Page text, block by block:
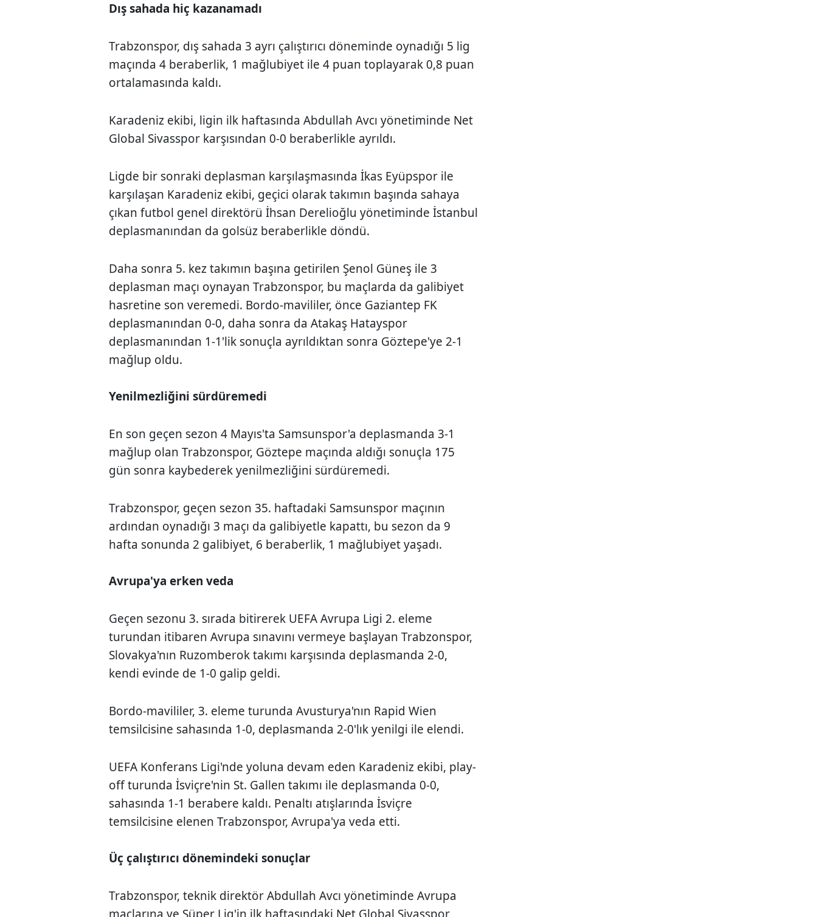
Dış sahada hiç kazanamadı
Trabzonspor, dış sahada 3 ayrı çalıştırıcı döneminde oynadığı 5 lig
maçında 4 beraberlik, 1 mağlubiyet ile 4 puan toplayarak 0,8 puan
ortalamasında kaldı.
Karadeniz ekibi, ligin ilk haftasında Abdullah Avcı yönetiminde Net
Global Sivasspor karşısından 0-0 beraberlikle ayrıldı.
Ligde bir sonraki deplasman karşılaşmasında İkas Eyüpspor ile
karşılaşan Karadeniz ekibi, geçici olarak takımın başında sahaya
çıkan futbol genel direktörü İhsan Derelioğlu yönetiminde İstanbul
deplasmanından da golsüz beraberlikle döndü.
Daha sonra 5. kez takımın başına getirilen Şenol Güneş ile 3
deplasman maçı oynayan Trabzonspor, bu maçlarda da galibiyet
hasretine son veremedi. Bordo-mavililer, önce Gaziantep FK
deplasmanından 0-0, daha sonra da Atakaş Hatayspor
deplasmanından 1-1'lik sonuçla ayrıldıktan sonra Göztepe'ye 2-1
mağlup oldu.
Yenilmezliğini sürdüremedi
En son geçen sezon 4 Mayıs'ta Samsunspor'a deplasmanda 3-1
mağlup olan Trabzonspor, Göztepe maçında aldığı sonuçla 175
gün sonra kaybederek yenilmezliğini sürdüremedi.
Trabzonspor, geçen sezon 35. haftadaki Samsunspor maçının
ardından oynadığı 3 maçı da galibiyetle kapattı, bu sezon da 9
hafta sonunda 2 galibiyet, 6 beraberlik, 1 mağlubiyet yaşadı.
Avrupa'ya erken veda
Geçen sezonu 3. sırada bitirerek UEFA Avrupa Ligi 2. eleme
turundan itibaren Avrupa sınavını vermeye başlayan Trabzonspor,
Slovakya'nın Ruzomberok takımı karşısında deplasmanda 2-0,
kendi evinde de 1-0 galip geldi.
Bordo-mavililer, 3. eleme turunda Avusturya'nın Rapid Wien
temsilcisine sahasında 1-0, deplasmanda 2-0'lık yenilgi ile elendi.
UEFA Konferans Ligi'nde yoluna devam eden Karadeniz ekibi, play-
off turunda İsviçre'nin St. Gallen takımı ile deplasmanda 0-0,
sahasında 1-1 berabere kaldı. Penaltı atışlarında İsviçre
temsilcisine elenen Trabzonspor, Avrupa'ya veda etti.
Üç çalıştırıcı dönemindeki sonuçlar
Trabzonspor, teknik direktör Abdullah Avcı yönetiminde Avrupa